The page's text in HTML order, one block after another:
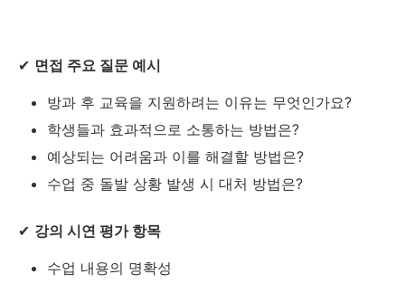
✔ 면접 주요 질문 예시
방과 후 교육을 지원하려는 이유는 무엇인가요?
학생들과 효과적으로 소통하는 방법은?
예상되는 어려움과 이를 해결할 방법은?
수업 중 돌발 상황 발생 시 대처 방법은?
✔ 강의 시연 평가 항목
수업 내용의 명확성